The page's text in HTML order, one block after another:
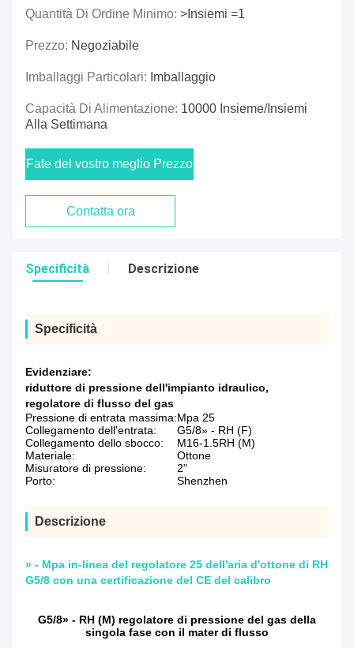
Quantità Di Ordine Minimo: >Insiemi =1
Prezzo: Negoziabile
Imballaggi Particolari: Imballaggio
Capacità Di Alimentazione: 10000 Insieme/insiemi
Alla Settimana
Fate del vostro meglio Prezzo
Contatta ora
Specificità Descrizione
Specificità
Evidenziare:
riduttore di pressione dell'impianto idraulico,
regolatore di flusso del gas
Pressione di entrata massima:Mpa 25
Collegamento dell'entrata:
G5/8» - RH (F)
Collegamento dello sbocco:
M16-1.5RH (M)
Materiale:
Ottone
Misuratore di pressione:
2"
Porto:
Shenzhen
Descrizione
» - Mpa in-linea del regolatore 25 dell'aria d'ottone di RH
G5/8 con una certificazione del CE del calibro
G5/8» - RH (M) regolatore di pressione del gas della
singola fase con il mater di flusso